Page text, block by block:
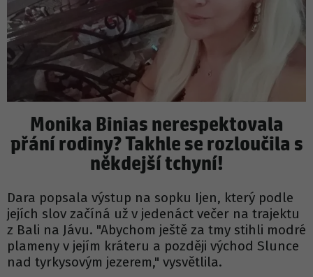
Monika Binias nerespektovala
přání rodiny? Takhle se rozloučila s
někdejší tchyní!
Dara popsala výstup na sopku Ijen, který podle
jejích slov začíná už v jedenáct večer na trajektu
z Bali na Jávu. "Abychom ještě za tmy stihli modré
plameny v jejím kráteru a později východ Slunce
nad tyrkysovým jezerem," vysvětlila.